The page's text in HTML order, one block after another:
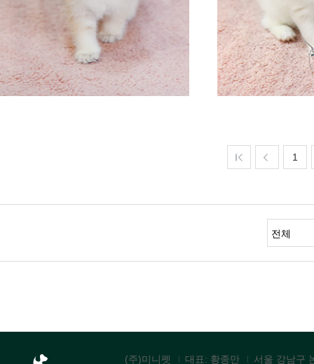
1
(주)미니펫 대표: 황종만
서울 강남구